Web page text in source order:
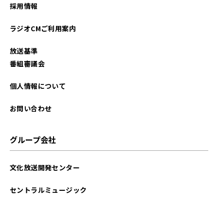
採用情報
ラジオCMご利用案内
放送基準
番組審議会
個人情報について
お問い合わせ
グループ会社
文化放送開発センター
セントラルミュージック